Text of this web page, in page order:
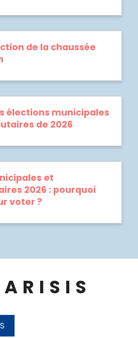
de la chaussée
élections municipales
de 2026
et
2026 : pourquoi
voter ?